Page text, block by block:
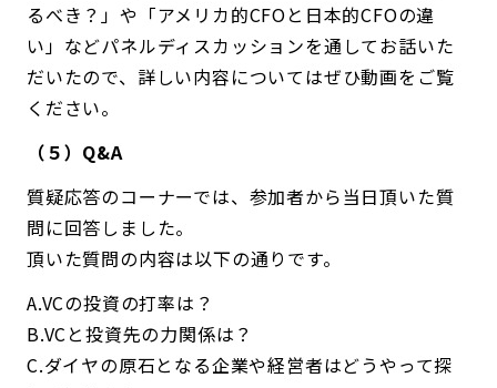
るべき？」や「アメリカ的CFOと日本的CFOの違
い」などパネルディスカッションを通してお話いた
だいたので、詳しい内容についてはぜひ動画をご覧
ください。
（５）Q&A
質疑応答のコーナーでは、参加者から当日頂いた質
問に回答しました。
頂いた質問の内容は以下の通りです。
A.VCの投資の打率は？
B.VCと投資先の力関係は？
C.ダイヤの原石となる企業や経営者はどうやって探